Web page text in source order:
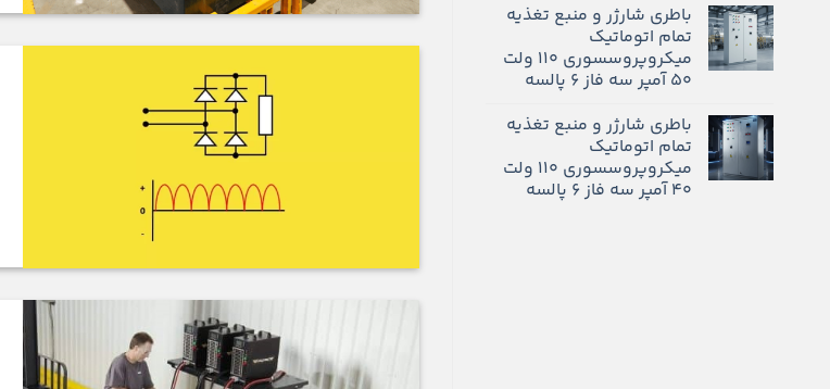
باطری شارژر و منبع تغذیه
تمام اتوماتیک
میکروپروسسوری 110 ولت
50 آمپر سه فاز 6 پالسه
باطری شارژر و منبع تغذیه
تمام اتوماتیک
میکروپروسسوری 110 ولت
40 آمپر سه فاز 6 پالسه